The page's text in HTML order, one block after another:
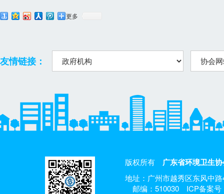
更多
友情链接：
版权所有 广东省环境卫生
地址：广州市越秀区东风中
邮编：510030
ICP备案号